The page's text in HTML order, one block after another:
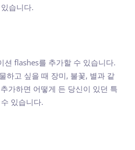
습니다.
션 flashes를 추가할 수 있습니다.
하고 싶을 때 장미, 불꽃, 별과 같
가하면 어떻게 든 당신이 있던 특
있습니다.